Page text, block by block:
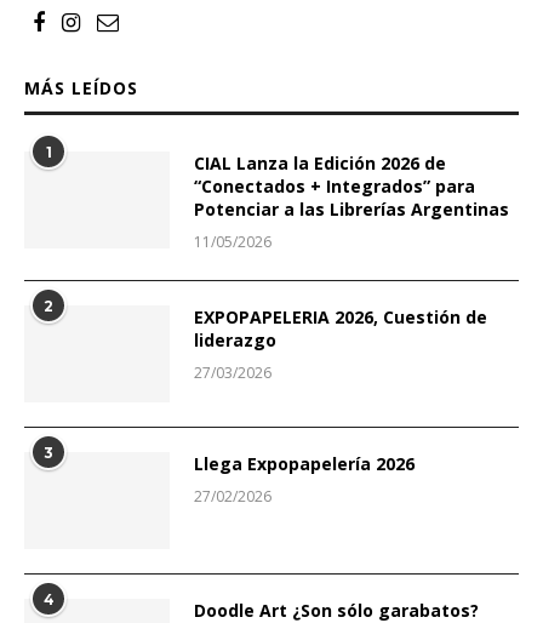
MÁS LEÍDOS
1
CIAL Lanza la Edición 2026 de
“Conectados + Integrados” para
Potenciar a las Librerías Argentinas
11/05/2026
2
EXPOPAPELERIA 2026, Cuestión de
liderazgo
27/03/2026
3 Llega Expopapelería 2026
27/02/2026
4 Doodle Art ¿Son sólo garabatos?